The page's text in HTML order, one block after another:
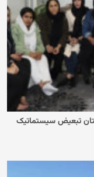
تبعیض سیستماتیک